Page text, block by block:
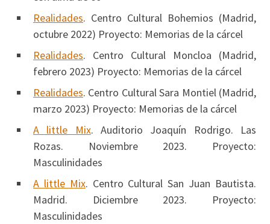
Realidades. Centro Cultural Bohemios (Madrid,
octubre 2022) Proyecto: Memorias de la cárcel
Realidades. Centro Cultural Moncloa (Madrid,
febrero 2023) Proyecto: Memorias de la cárcel
Realidades. Centro Cultural Sara Montiel (Madrid,
marzo 2023) Proyecto: Memorias de la cárcel
A little Mix. Auditorio Joaquín Rodrigo. Las
Rozas. Noviembre 2023. Proyecto:
Masculinidades
A little Mix. Centro Cultural San Juan Bautista.
Madrid. Diciembre 2023. Proyecto:
Masculinidades